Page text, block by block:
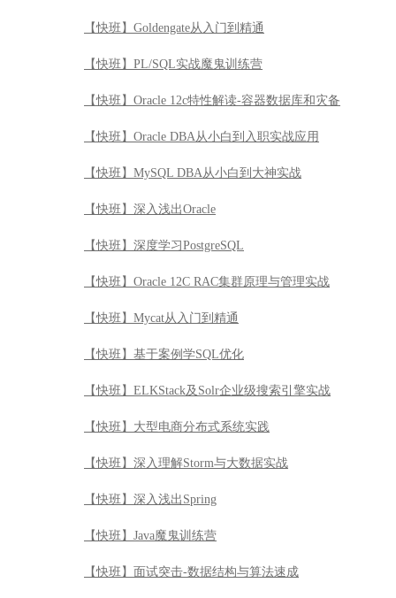
【快班】Goldengate从入门到精通
【快班】PL/SQL实战魔鬼训练营
【快班】Oracle 12c特性解读-容器数据库和灾备
【快班】Oracle DBA从小白到入职实战应用
【快班】MySQL DBA从小白到大神实战
【快班】深入浅出Oracle
【快班】深度学习PostgreSQL
【快班】Oracle 12C RAC集群原理与管理实战
【快班】Mycat从入门到精通
【快班】基于案例学SQL优化
【快班】ELKStack及Solr企业级搜索引擎实战
【快班】大型电商分布式系统实践
【快班】深入理解Storm与大数据实战
【快班】深入浅出Spring
【快班】Java魔鬼训练营
【快班】面试突击-数据结构与算法速成